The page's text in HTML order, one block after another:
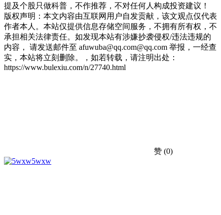
提及个股只做科普，不作推荐，不对任何人构成投资建议！
版权声明：本文内容由互联网用户自发贡献，该文观点仅代表
作者本人。本站仅提供信息存储空间服务，不拥有所有权，不
承担相关法律责任。如发现本站有涉嫌抄袭侵权/违法违规的
内容， 请发送邮件至 afuwuba@qq.com@qq.com 举报，一经查
实，本站将立刻删除。，如若转载，请注明出处：
https://www.bulexiu.com/n/27740.html
赞 (0)
5wxw